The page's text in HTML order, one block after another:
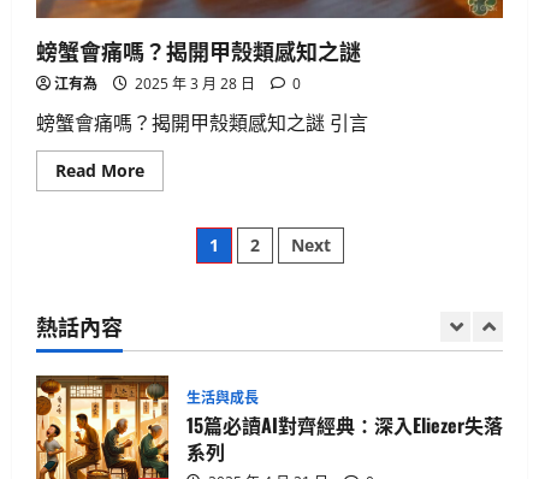
螃蟹會痛嗎？揭開甲殼類感知之謎
江有為 2025 年 3 月 28 日 0
螃蟹會痛嗎？揭開甲殼類感知之謎 引言
Read MoreRead
more
殼
類
感
知
之
謎
文
分
頁
1 2 Next
熱話內容
5 2025 年 4 月 10 日 0
生活與成長
華碩智慧手錶值得買嗎？揭開健康科
技真相
生活與成長
15篇必讀AI對齊經典：深入Eliezer失落
人工智慧
軟體實務操作
GenAI詐騙手法揭秘：你是否正中圈
套？